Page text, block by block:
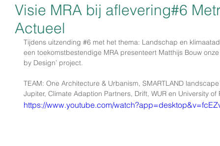
Visie MRA bij aflevering#6
Actueel
Tijdens uitzending #6 met het thema: Landschap en
een toekomstbestendige MRA presenteert Matthijs Bouw
by Design’ project.
TEAM: One Architecture & Urbanism, SMARTLAND
Jupiter, Climate Adaption Partners, Drift, WUR en University of
https://www.youtube.com/